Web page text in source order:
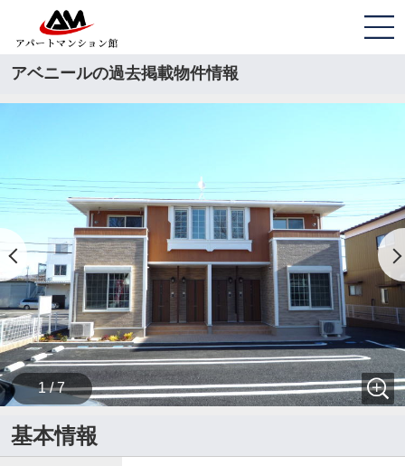
アベニールの過去掲載物件情報
1 / 7
基本情報